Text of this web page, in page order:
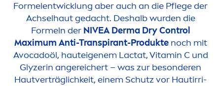
Formel­entwicklung aber auch an die Pflege der
Achselhaut gedacht. Deshalb wurden die
Formeln der NIVEADerma Dry Control
Maximum Anti-Transpirant-Produkte noch mit
Avocadoöl, hauteigenem Lactat,Vitamin C und
Glyzerin angereichert – was zur be­son­deren
Hautverträglichkeit, einem Schutz vor Haut­irri­